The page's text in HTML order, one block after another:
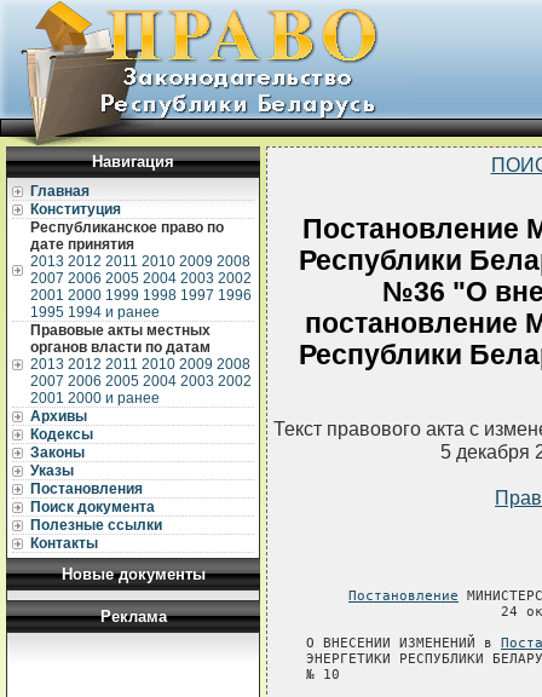
Навигация
Главная
Конституция
Республиканское право по
дате принятия
2013 2012 2011 2010 2009 2008
2007 2006 2005 2004 2003 2002
2001 2000 1999 1998 1997 1996
1995 1994 и ранее
Правовые акты местных
органов власти по датам
2013 2012 2011 2010 2009 2008
2007 2006 2005 2004 2003 2002
2001 2000 и ранее
Архивы
Кодексы
Законы
Указы
Постановления
Поиск документа
Полезные ссылки
Контакты
Новые документы
Реклама
Постановление
Республики
№36 "О
постановление
Республики
Текст правового акта с
5 декабря
Постановление
24
О ВНЕСЕНИИ ИЗМЕНЕНИЙ в
ЭНЕРГЕТИКИ РЕСПУБЛИКИ
№ 10